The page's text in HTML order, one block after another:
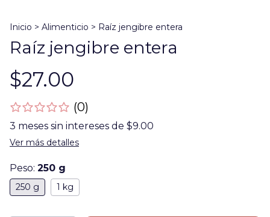
Inicio > Alimenticio > Raíz jengibre entera
Raíz jengibre entera
$27.00
(0)
3 meses sin intereses de $9.00
Ver más detalles
Peso: 250 g
250 g 1 kg